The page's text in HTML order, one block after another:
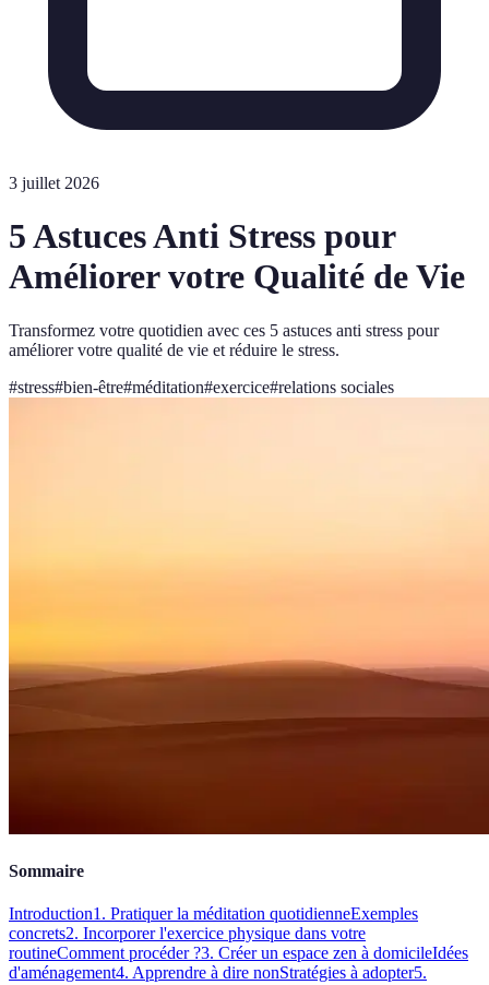
3 juillet 2026
5 Astuces Anti Stress pour
Améliorer votre Qualité de Vie
Transformez votre quotidien avec ces 5 astuces anti stress pour
améliorer votre qualité de vie et réduire le stress.
#stress#bien-être#méditation#exercice#relations sociales
Sommaire
Introduction1. Pratiquer la méditation quotidienneExemples
concrets2. Incorporer l'exercice physique dans votre
routineComment procéder ?3. Créer un espace zen à domicileIdées
d'aménagement4. Apprendre à dire nonStratégies à adopter5.